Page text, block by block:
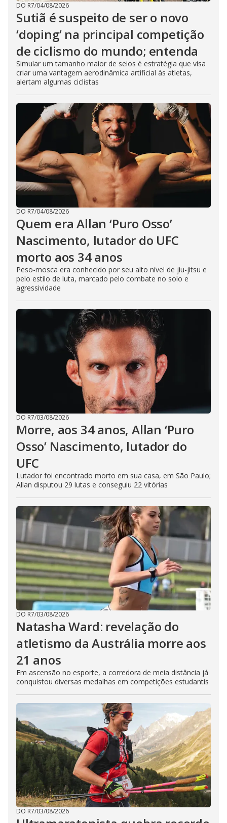
DO R7/04/08/2026
Sutiã é suspeito de ser o novo
‘doping’ na principal competição
de ciclismo do mundo; entenda
Simular um tamanho maior de seios é estratégia que visa
criar uma vantagem aerodinâmica artificial às atletas,
alertam algumas ciclistas
DO R7/04/08/2026
Quem era Allan ‘Puro Osso’
Nascimento, lutador do UFC
morto aos 34 anos
Peso-mosca era conhecido por seu alto nível de jiu-jitsu e
pelo estilo de luta, marcado pelo combate no solo e
agressividade
DO R7/03/08/2026
Morre, aos 34 anos, Allan ‘Puro
Osso’ Nascimento, lutador do
UFC
Lutador foi encontrado morto em sua casa, em São Paulo;
Allan disputou 29 lutas e conseguiu 22 vitórias
DO R7/03/08/2026
Natasha Ward: revelação do
atletismo da Austrália morre aos
21 anos
Em ascensão no esporte, a corredora de meia distância já
conquistou diversas medalhas em competições estudantis
DO R7/03/08/2026